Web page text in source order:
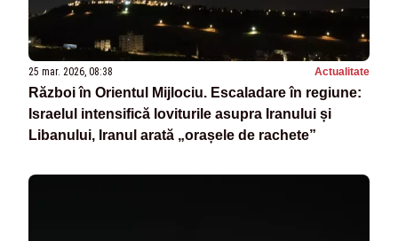
25 mar. 2026, 08:38 Actualitate
Război în Orientul Mijlociu. Escaladare în regiune:
Israelul intensifică loviturile asupra Iranului și
Libanului, Iranul arată „orașele de rachete”